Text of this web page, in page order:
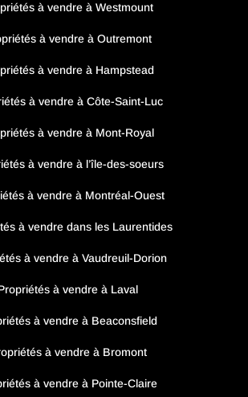
à vendre à Westmount
à vendre à Outremont
à vendre à Hampstead
à vendre à Côte-Saint-Luc
à vendre à Mont-Royal
à vendre à l’île-des-soeurs
à vendre à Montréal-Ouest
à vendre dans les Laurentides
à vendre à Vaudreuil-Dorion
à vendre à Laval
à vendre à Beaconsfield
à vendre à Bromont
à vendre à Pointe-Claire